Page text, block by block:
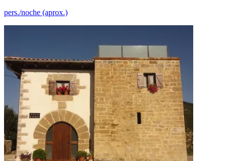
pers./noche (aprox.)